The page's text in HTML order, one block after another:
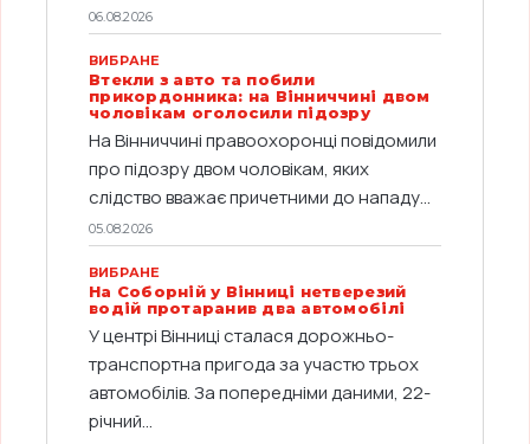
06.08.2026
ВИБРАНЕ
Втекли з авто та побили
прикордонника: на Вінниччині двом
чоловікам оголосили підозру
На Вінниччині правоохоронці повідомили
про підозру двом чоловікам, яких
слідство вважає причетними до нападу...
05.08.2026
ВИБРАНЕ
На Соборній у Вінниці нетверезий
водій протаранив два автомобілі
У центрі Вінниці сталася дорожньо-
транспортна пригода за участю трьох
автомобілів. За попередніми даними, 22-
річний...